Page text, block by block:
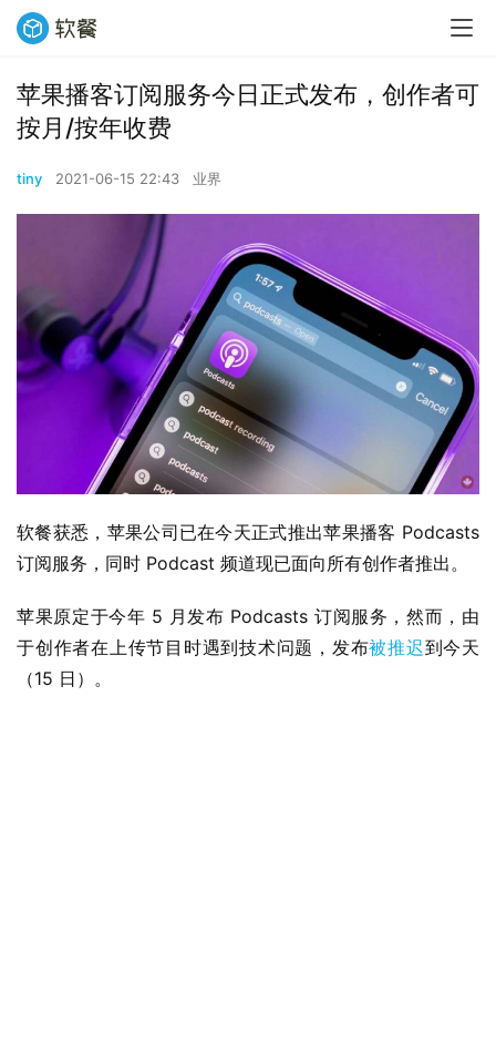
苹果播客订阅服务今日正式发布，创作者可
按月/按年收费
tiny 2021-06-15 22:43 业界
软餐获悉，苹果公司已在今天正式推出苹果播客 Podcasts
订阅服务，同时 Podcast 频道现已面向所有创作者推出。
苹果原定于今年 5 月发布 Podcasts 订阅服务，然而，由
于创作者在上传节目时遇到技术问题，发布被推迟到今天
（15 日）。